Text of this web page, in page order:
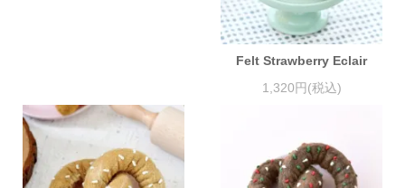
Felt Strawberry Eclair
1,320円(税込)